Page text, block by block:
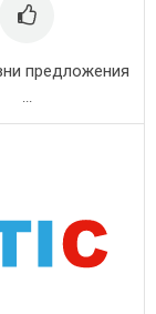
предложения